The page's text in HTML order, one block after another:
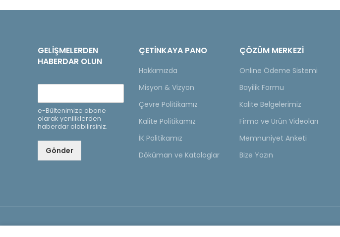
GELIŞMELERDEN
HABERDAR OLUN
e-Bültenimize abone
olarak yeniliklerden
haberdar olabilirsiniz.
Gönder
ÇETINKAYA PANO
Hakkımızda
Misyon & Vizyon
Çevre Politikamız
Kalite Politikamız
İK Politikamız
Döküman ve Kataloglar
ÇÖZÜM MERKEZİ
Online Ödeme Sistemi
Bayilik Formu
Kalite Belgelerimiz
Firma ve Ürün Videoları
Memnuniyet Anketi
Bize Yazın